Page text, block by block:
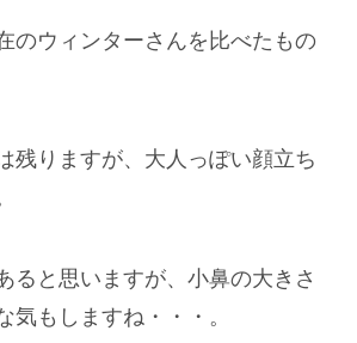
のウィンターさんを比べたもの
残りますが、大人っぽい顔立ち
ると思いますが、小鼻の大きさ
気もしますね・・・。